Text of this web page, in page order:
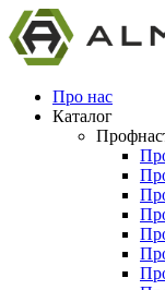
Про нас
Каталог